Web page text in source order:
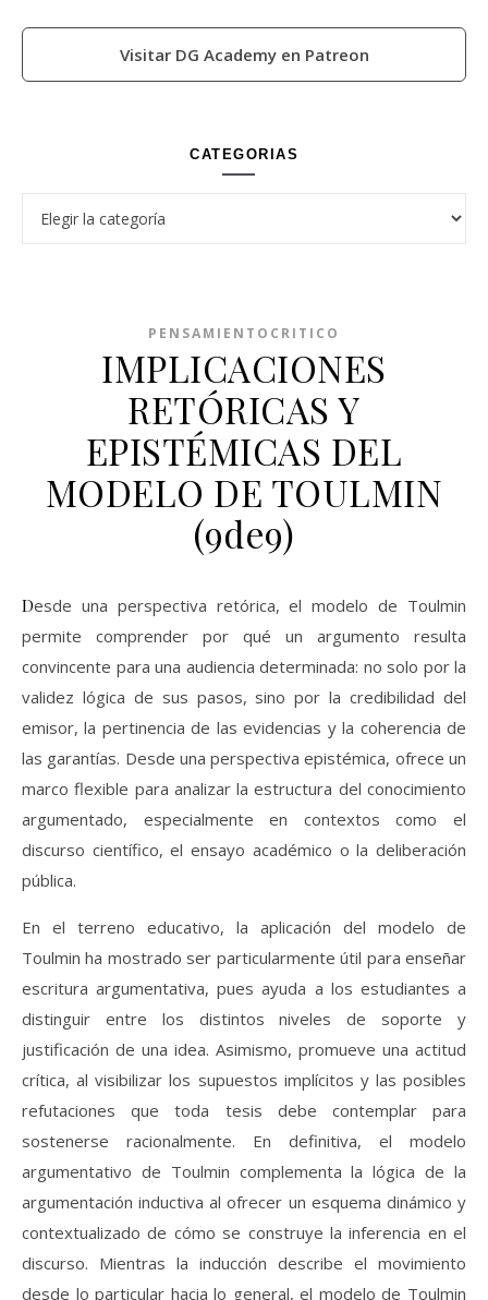
Visitar DG Academy en Patreon
CATEGORIAS
PENSAMIENTOCRITICO
IMPLICACIONES
RETÓRICAS Y
EPISTÉMICAS DEL
MODELO DE TOULMIN
(9de9)
Desde una perspectiva retórica, el modelo de Toulmin
permite comprender por qué un argumento resulta
convincente para una audiencia determinada: no solo por la
validez lógica de sus pasos, sino por la credibilidad del
emisor, la pertinencia de las evidencias y la coherencia de
las garantías. Desde una perspectiva epistémica, ofrece un
marco flexible para analizar la estructura del conocimiento
argumentado, especialmente en contextos como el
discurso científico, el ensayo académico o la deliberación
pública.
En el terreno educativo, la aplicación del modelo de
Toulmin ha mostrado ser particularmente útil para enseñar
escritura argumentativa, pues ayuda a los estudiantes a
distinguir entre los distintos niveles de soporte y
justificación de una idea. Asimismo, promueve una actitud
crítica, al visibilizar los supuestos implícitos y las posibles
refutaciones que toda tesis debe contemplar para
sostenerse racionalmente. En definitiva, el modelo
argumentativo de Toulmin complementa la lógica de la
argumentación inductiva al ofrecer un esquema dinámico y
contextualizado de cómo se construye la inferencia en el
discurso. Mientras la inducción describe el movimiento
desde lo particular hacia lo general, el modelo de Toulmin